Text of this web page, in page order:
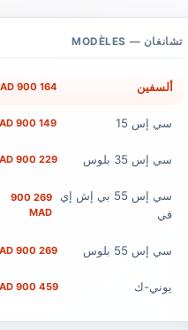
تشانغان — MODÈLES
ألسفين 164 900 MAD
سي إس 15 149 900 MAD
سي إس 35 بلوس 229 900 MAD
سي إس 55 بي إش إي
في
269 900
MAD
سي إس 55 بلوس 269 900 MAD
يوني-ك 459 900 MAD